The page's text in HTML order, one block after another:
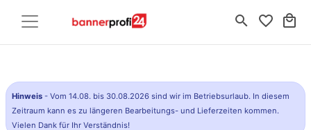
search favorite_border local_mall
Hinweis - Vom 14.08. bis 30.08.2026 sind wir im Betriebsurlaub. In diesem
Zeitraum kann es zu längeren Bearbeitungs- und Lieferzeiten kommen.
Vielen Dank für Ihr Verständnis!